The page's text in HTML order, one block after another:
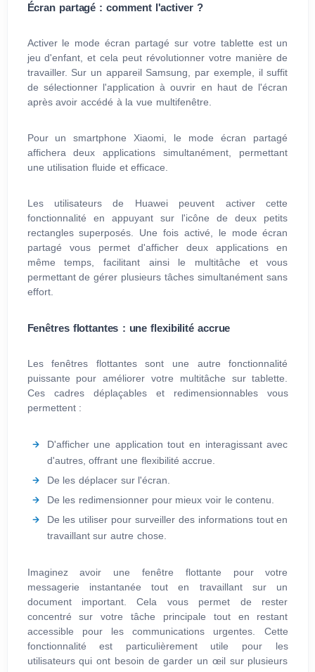
Écran partagé : comment l'activer ?
Activer le mode écran partagé sur votre tablette est un
jeu d'enfant, et cela peut révolutionner votre manière de
travailler. Sur un appareil Samsung, par exemple, il suffit
de sélectionner l'application à ouvrir en haut de l'écran
après avoir accédé à la vue multifenêtre.
Pour un smartphone Xiaomi, le mode écran partagé
affichera deux applications simultanément, permettant
une utilisation fluide et efficace.
Les utilisateurs de Huawei peuvent activer cette
fonctionnalité en appuyant sur l'icône de deux petits
rectangles superposés. Une fois activé, le mode écran
partagé vous permet d'afficher deux applications en
même temps, facilitant ainsi le multitâche et vous
permettant de gérer plusieurs tâches simultanément sans
effort.
Fenêtres flottantes : une flexibilité accrue
Les fenêtres flottantes sont une autre fonctionnalité
puissante pour améliorer votre multitâche sur tablette.
Ces cadres déplaçables et redimensionnables vous
permettent :
D'afficher une application tout en interagissant avec
d'autres, offrant une flexibilité accrue.
De les déplacer sur l'écran.
De les redimensionner pour mieux voir le contenu.
De les utiliser pour surveiller des informations tout en
travaillant sur autre chose.
Imaginez avoir une fenêtre flottante pour votre
messagerie instantanée tout en travaillant sur un
document important. Cela vous permet de rester
concentré sur votre tâche principale tout en restant
accessible pour les communications urgentes. Cette
fonctionnalité est particulièrement utile pour les
utilisateurs qui ont besoin de garder un œil sur plusieurs